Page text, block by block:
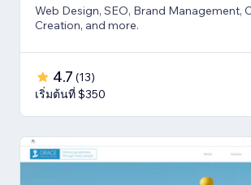
Web Design, SEO, Brand Management,
Creation, and more.
4.7 (13)
เริ่มต้นที่ $350